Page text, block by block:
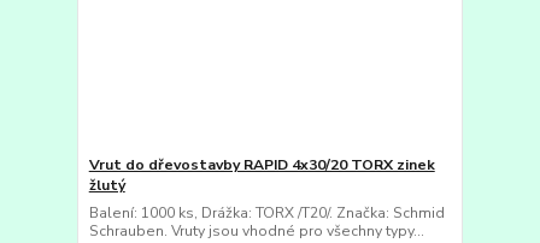
Vrut do dřevostavby RAPID 4x30/20 TORX zinek
žlutý
Balení: 1000 ks, Drážka: TORX /T20/. Značka: Schmid
Schrauben. Vruty jsou vhodné pro všechny typy...